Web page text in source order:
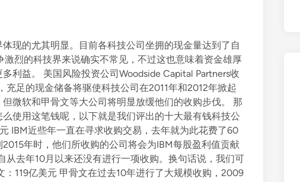
现的尤其明显。目前各科技公司坐拥的现金量达到了自
烈的科技界来说确实不常见，不过这也意味着资金雄厚
利益。 美国风险投资公司Woodside Capital Partners收
充足的现金储备将驱使科技公司在2011年和2012年掀起
微软和甲骨文等大公司将明显放缓他们的收购步伐。 那
使用这笔钱呢，以下就是我们评出的十大最有钱科技公
IBM近些年一直在寻求收购交易，去年就为此花费了60
年时，他们所收购的公司将会为IBM每股盈利值贡献
去年10月以来还没有进行一项收购。换句话说，我们可
119亿美元 甲骨文在过去10年进行了大规模收购，2009